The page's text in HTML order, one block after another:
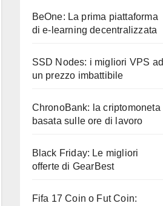
BeOne: La prima piattaforma
di e-learning decentralizzata
SSD Nodes: i migliori VPS ad
un prezzo imbattibile
ChronoBank: la criptomoneta
basata sulle ore di lavoro
Black Friday: Le migliori
offerte di GearBest
Fifa 17 Coin o Fut Coin: